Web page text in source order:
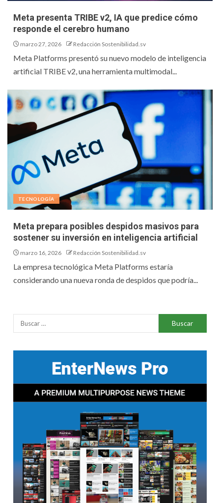
Meta presenta TRIBE v2, IA que predice cómo
responde el cerebro humano
marzo 27, 2026 Redacción Sostenibilidad.sv
Meta Platforms presentó su nuevo modelo de inteligencia
artificial TRIBE v2, una herramienta multimodal...
TECNOLOGÍA
Meta prepara posibles despidos masivos para
sostener su inversión en inteligencia artificial
marzo 16, 2026 Redacción Sostenibilidad.sv
La empresa tecnológica Meta Platforms estaría
considerando una nueva ronda de despidos que podría...